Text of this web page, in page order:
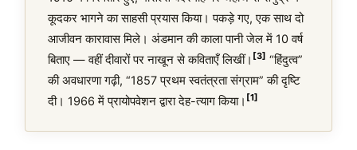
कूदकर भागने का साहसी प्रयास किया। पकड़े गए, एक साथ दो
आजीवन कारावास मिले। अंडमान की काला पानी जेल में 10 वर्ष
बिताए — वहीं दीवारों पर नाखून से कविताएँ लिखीं। [3] “हिंदुत्व”
की अवधारणा गढ़ी, “1857 प्रथम स्वतंत्रता संग्राम” की दृष्टि
दी। 1966 में प्रायोपवेशन द्वारा देह-त्याग किया। [1]